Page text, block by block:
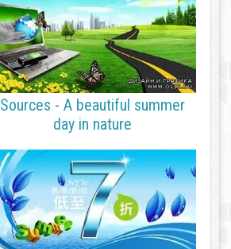
Sources - A beautiful summer
day in nature